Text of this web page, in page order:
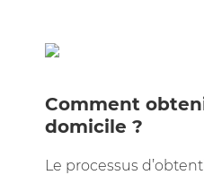
Comment
domicile ?
Le processus